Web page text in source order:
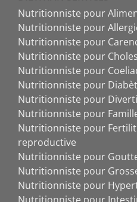
Nutritionniste pour
Nutritionniste pour
Nutritionniste pour
Nutritionniste pour
Nutritionniste pour
Nutritionniste pour
Nutritionniste pour
Nutritionniste pour
Nutritionniste pour
reproductive
Nutritionniste pour
Nutritionniste pour
Nutritionniste pour
Nutritionniste pour